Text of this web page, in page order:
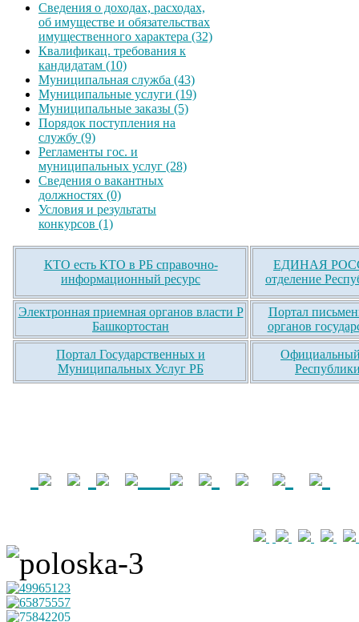
Сведения о доходах, расходах,
об имуществе и обязательствах
имущественного характера (32)
Квалификац. требования к
кандидатам (10)
Муниципальная служба (43)
Муниципальные услуги (19)
Муниципальные заказы (5)
Порядок поступления на
службу (9)
Регламенты гос. и
муниципальных услуг (28)
Сведения о вакантных
должностях (0)
Условия и результаты
конкурсов (1)
КТО есть КТО в РБ справочно-
информационный ресурс
ЕДИНАЯ
отделение
Электронная приемная органов власти Р
Башкортостан
Портал
органов
Портал Государственных и
Муниципальных Услуг РБ
Официальный